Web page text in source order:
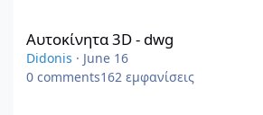
Αυτοκίνητα 3D - dwg
Didonis · June 16
0 comments162 εμφανίσεις